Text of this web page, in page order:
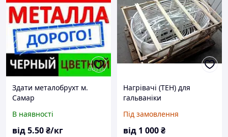
Здати металобрухт м.
Самар
В наявності
від5.50₴/кг
Нагрівачі (ТЕН) для
гальваніки
Під замовлення
від 1 000₴